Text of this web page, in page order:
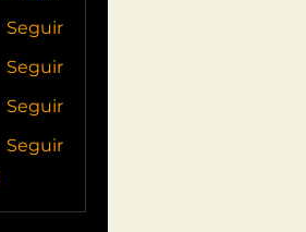
Seguir
Seguir
Seguir
Seguir